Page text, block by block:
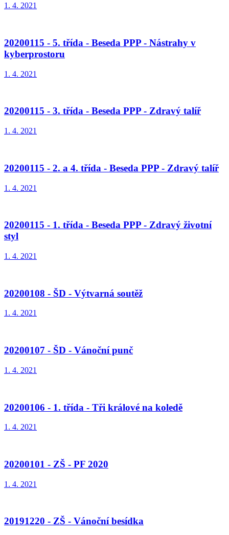
1. 4. 2021
20200115 - 5. třída - Beseda PPP - Nástrahy v
kyberprostoru
1. 4. 2021
20200115 - 3. třída - Beseda PPP - Zdravý talíř
1. 4. 2021
20200115 - 2. a 4. třída - Beseda PPP - Zdravý talíř
1. 4. 2021
20200115 - 1. třída - Beseda PPP - Zdravý životní
styl
1. 4. 2021
20200108 - ŠD - Výtvarná soutěž
1. 4. 2021
20200107 - ŠD - Vánoční punč
1. 4. 2021
20200106 - 1. třída - Tři králové na koledě
1. 4. 2021
20200101 - ZŠ - PF 2020
1. 4. 2021
20191220 - ZŠ - Vánoční besídka